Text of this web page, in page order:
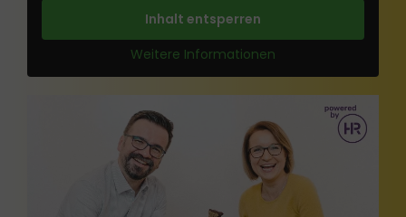
Inhalt entsperren
Weitere Informationen